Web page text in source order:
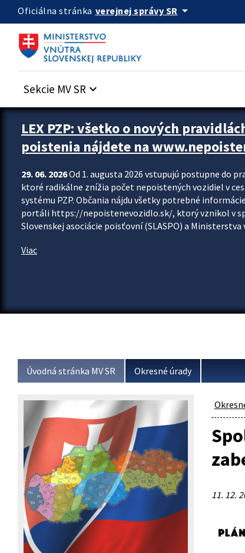
Preskocit na hlavný obsah
Oficiálna stránka verejnej správy SR arrow_drop_down
Sekcie MV SR keyboard_arrow_down
Zastavit automatický posun upútavok
LEX PZP: všetko o nových
poistenia nájdete na
29. 06. 2026Od 1. augusta 2026 vstupujú postupne do
ktoré radikálne znížia počet nepoistených vozidiel v
systému PZP. Občania nájdu všetky potrebné
portáli https://nepoistenevozidlo.sk/, ktorý vznikol v
Slovenskej asociácie poisťovní (SLASPO) a
Viac
Úvodná stránka MV SR Okresné úrady
11. 12.